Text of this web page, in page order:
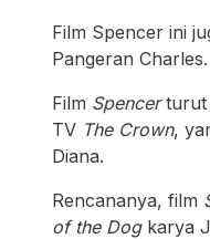
Film Spencer ini
Pangeran Charles.
Film Spencerturut
TV The Crown,
Diana.
Rencananya, film
of the Dogkarya